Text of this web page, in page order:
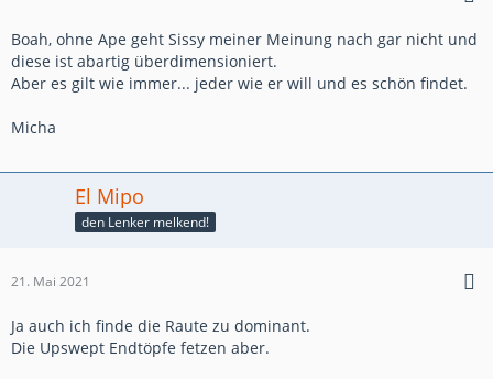
Boah, ohne Ape geht Sissy meiner Meinung nach gar nicht und
diese ist abartig überdimensioniert.
Aber es gilt wie immer... jeder wie er will und es schön findet.
Micha
El Mipo
den Lenker melkend!
21. Mai 2021
Ja auch ich finde die Raute zu dominant.
Die Upswept Endtöpfe fetzen aber.